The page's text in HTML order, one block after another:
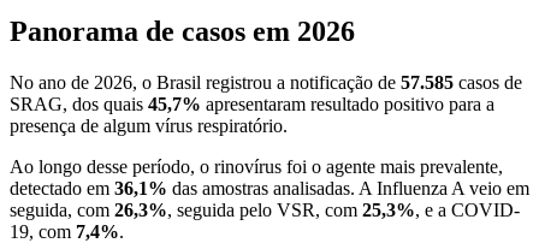
Panorama de casos em 2026
No ano de 2026, o Brasil registrou a notificação de 57.585 casos de
SRAG, dos quais 45,7% apresentaram resultado positivo para a
presença de algum vírus respiratório.
Ao longo desse período, o rinovírus foi o agente mais prevalente,
detectado em 36,1% das amostras analisadas. A Influenza A veio em
seguida, com 26,3%, seguida pelo VSR, com 25,3%, e a COVID-
19, com 7,4%.